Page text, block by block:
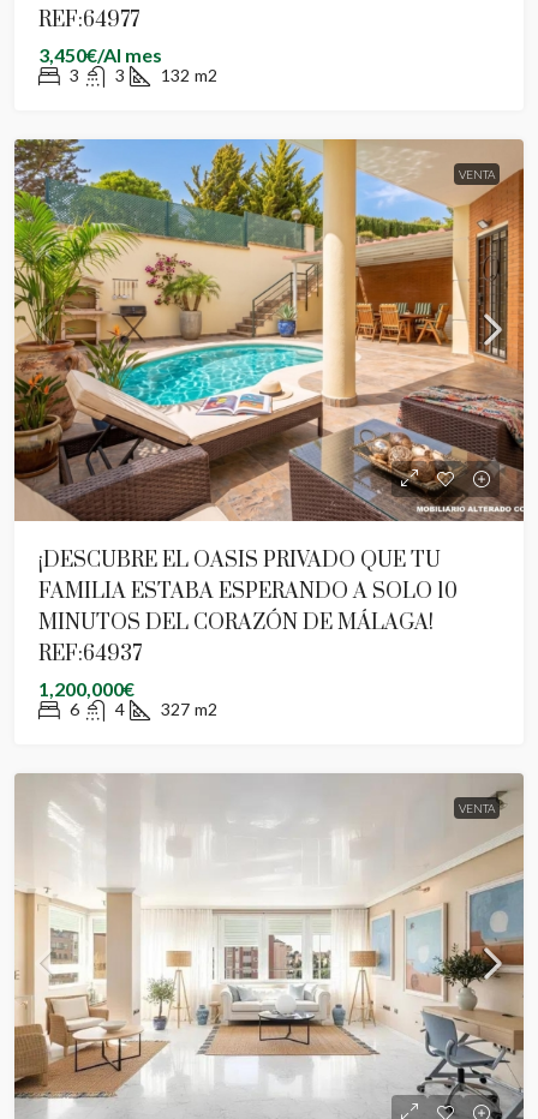
REF:64977
3,450€/Al mes
3 3 132 m2
VENTA
¡DESCUBRE EL OASIS PRIVADO QUE TU
FAMILIA ESTABA ESPERANDO A SOLO 10
MINUTOS DEL CORAZÓN DE MÁLAGA!
REF:64937
1,200,000€
6 4 327 m2
VENTA